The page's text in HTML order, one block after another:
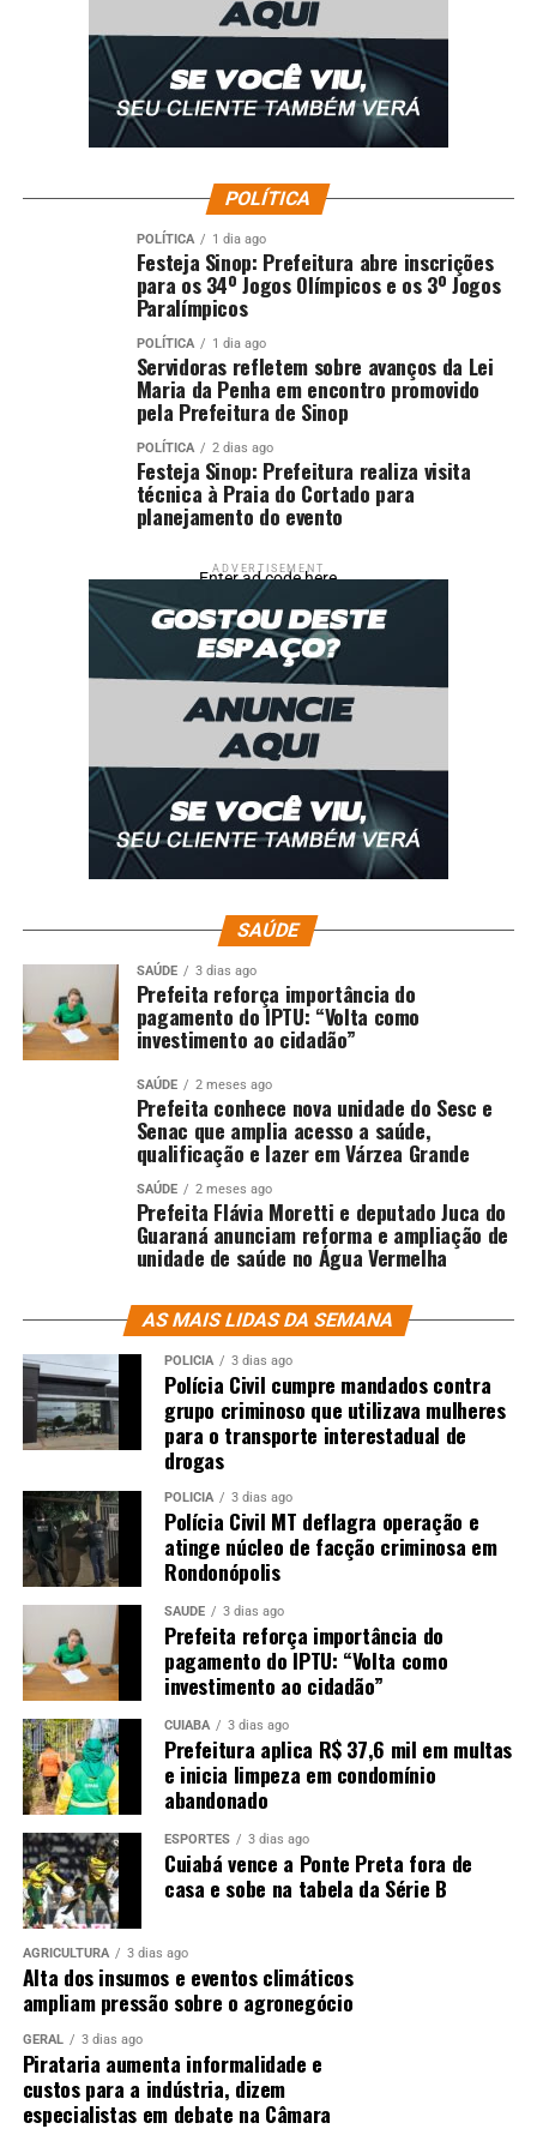
POLÍTICA
POLÍTICA 1 dia ago
Festeja Sinop: Prefeitura abre inscrições
para os 34º Jogos Olímpicos e os 3º Jogos
Paralímpicos
POLÍTICA 1 dia ago
Servidoras refletem sobre avanços da Lei
Maria da Penha em encontro promovido
pela Prefeitura de Sinop
POLÍTICA 2 dias ago
Festeja Sinop: Prefeitura realiza visita
técnica à Praia do Cortado para
planejamento do evento
ADVERTISEMENT
Enter ad code here
SAÚDE
SAÚDE 3 dias ago
Prefeita reforça importância do
pagamento do IPTU: “Volta como
investimento ao cidadão”
SAÚDE 2 meses ago
Prefeita conhece nova unidade do Sesc e
Senac que amplia acesso a saúde,
qualificação e lazer em Várzea Grande
SAÚDE 2 meses ago
Prefeita Flávia Moretti e deputado Juca do
Guaraná anunciam reforma e ampliação de
unidade de saúde no Água Vermelha
AS MAIS LIDAS DA SEMANA
POLÍCIA 3 dias ago
Polícia Civil cumpre mandados contra
grupo criminoso que utilizava mulheres
para o transporte interestadual de
drogas
POLÍCIA 3 dias ago
Polícia Civil MT deflagra operação e
atinge núcleo de facção criminosa em
Rondonópolis
SAÚDE 3 dias ago
Prefeita reforça importância do
pagamento do IPTU: “Volta como
investimento ao cidadão”
CUIABÁ 3 dias ago
Prefeitura aplica R$ 37,6 mil em multas
e inicia limpeza em condomínio
abandonado
ESPORTES 3 dias ago
Cuiabá vence a Ponte Preta fora de
casa e sobe na tabela da Série B
AGRICULTURA 3 dias ago
Alta dos insumos e eventos climáticos
ampliam pressão sobre o agronegócio
GERAL 3 dias ago
Pirataria aumenta informalidade e
custos para a indústria, dizem
especialistas em debate na Câmara